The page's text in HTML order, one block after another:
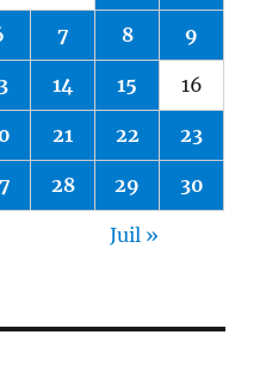
7 8 9
14 15 16
21 22 23
28 29 30
Juil »